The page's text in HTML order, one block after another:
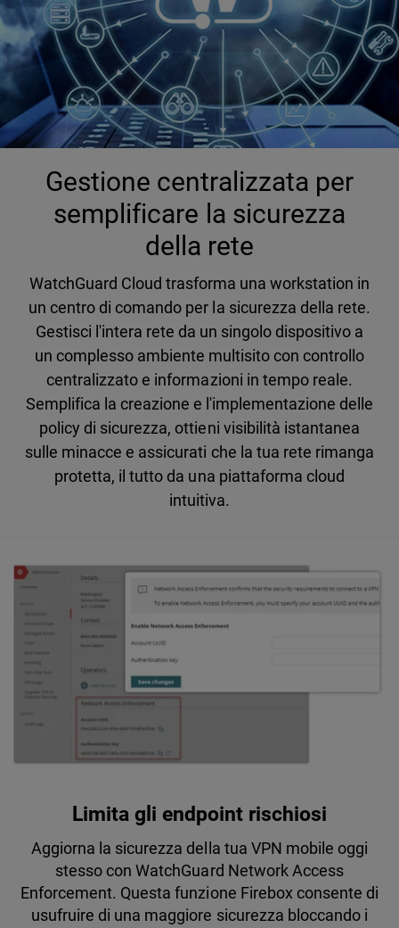
Gestione centralizzata per
semplificare la sicurezza
della rete
WatchGuard Cloud trasforma una workstation in
un centro di comando per la sicurezza della rete.
Gestisci l'intera rete da un singolo dispositivo a
un complesso ambiente multisito con controllo
centralizzato e informazioni in tempo reale.
Semplifica la creazione e l'implementazione delle
policy di sicurezza, ottieni visibilità istantanea
sulle minacce e assicurati che la tua rete rimanga
protetta, il tutto da una piattaforma cloud
intuitiva.
Limita gli endpoint rischiosi
Aggiorna la sicurezza della tua VPN mobile oggi
stesso con WatchGuard Network Access
Enforcement. Questa funzione Firebox consente di
usufruire di una maggiore sicurezza bloccando i